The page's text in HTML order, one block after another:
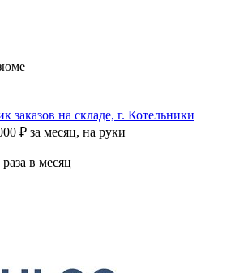
заказов на складе, г. Котельники
₽ за месяц, на руки
в месяц